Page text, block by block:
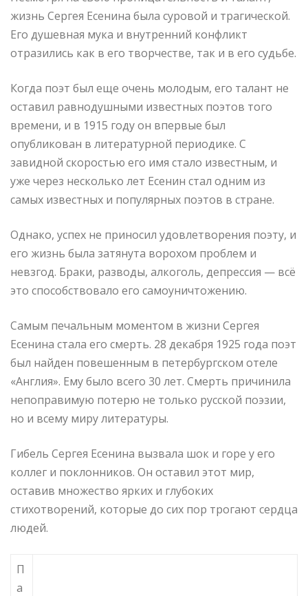
жизнь Сергея Есенина была суровой и трагической.
Его душевная мука и внутренний конфликт
отразились как в его творчестве, так и в его судьбе.
Когда поэт был еще очень молодым, его талант не
оставил равнодушными известных поэтов того
времени, и в 1915 году он впервые был
опубликован в литературной периодике. С
завидной скоростью его имя стало известным, и
уже через несколько лет Есенин стал одним из
самых известных и популярных поэтов в стране.
Однако, успех не приносил удовлетворения поэту, и
его жизнь была затянута ворохом проблем и
невзгод. Браки, разводы, алкоголь, депрессия — всё
это способствовало его самоуничтожению.
Самым печальным моментом в жизни Сергея
Есенина стала его смерть. 28 декабря 1925 года поэт
был найден повешенным в петербургском отеле
«Англия». Ему было всего 30 лет. Смерть причинила
непоправимую потерю не только русской поэзии,
но и всему миру литературы.
Гибель Сергея Есенина вызвала шок и горе у его
коллег и поклонников. Он оставил этот мир,
оставив множество ярких и глубоких
стихотворений, которые до сих пор трогают сердца
людей.
П
а